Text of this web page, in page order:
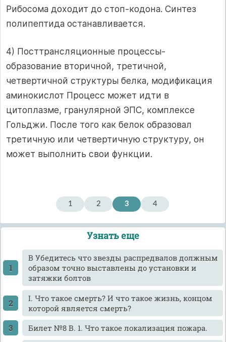
Рибосома доходит до стоп-кодона. Синтез
полипептида останавливается.
4) Посттрансляционные процессы-
образование вторичной, третичной,
четвертичной структуры белка, модификация
аминокислот Процесс может идти в
цитоплазме, гранулярной ЭПС, комплексе
Гольджи. После того как белок образовал
третичную или четвертичную структуру, он
может выполнить свои функции.
1 2 3 4
Узнать еще
B Убедитесь что звезды распредвалов должным
образом точно выставлены до установки и
затяжки болтов
I. Что такое смерть? И что такое жизнь, концом
которой является смерть?
Билет №8 В. 1. Что такое локализация пожара.